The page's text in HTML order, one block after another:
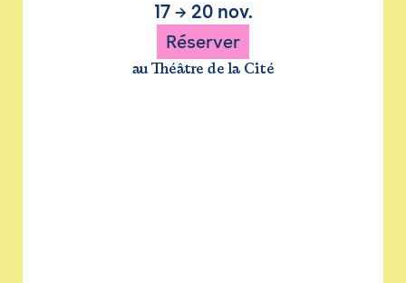
17→ 20 nov.
Réserver
au Théâtre de la Cité